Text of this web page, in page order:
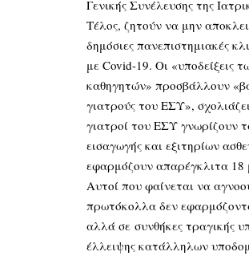
Γενικής Συνέλευσης της
Τέλος, ζητούν να μην
δημόσιες πανεπιστημιακές
με Covid-19. Οι «υποδείξεις
καθηγητών» προσβάλλουν
γιατρούς του ΕΣΥ»,
γιατροί του ΕΣΥ γνωρίζουν
εισαγωγής και εξιτηρίων
εφαρμόζουν απαρέγκλιτα 18
Αυτοί που φαίνεται να
πρωτόκολλα δεν
αλλά σε συνθήκες τραγικής
έλλειψης κατάλληλων